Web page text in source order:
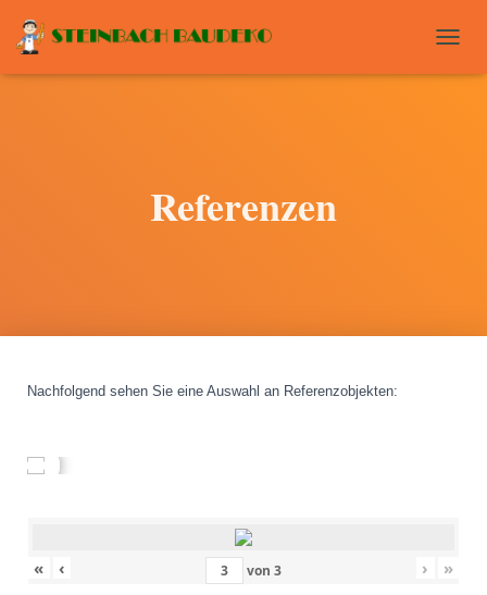
O
Referenzen
Nachfolgend sehen Sie eine Auswahl an Referenzobjekten:
« ‹ von 3 › »